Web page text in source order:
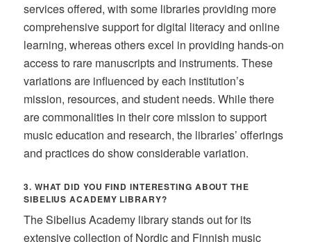
services offered, with some libraries providing more
comprehensive support for digital literacy and online
learning, whereas others excel in providing hands-on
access to rare manuscripts and instruments. These
variations are influenced by each institution’s
mission, resources, and student needs. While there
are commonalities in their core mission to support
music education and research, the libraries’ offerings
and practices do show considerable variation.
3. WHAT DID YOU FIND INTERESTING ABOUT THE
SIBELIUS ACADEMY LIBRARY?
The Sibelius Academy library stands out for its
extensive collection of Nordic and Finnish music